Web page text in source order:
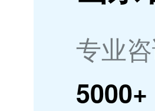
专业
5000+